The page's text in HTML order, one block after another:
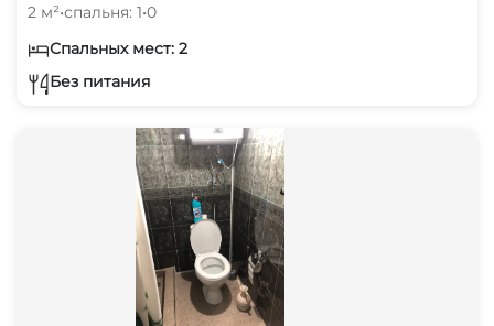
2 м²•спальня: 1•0
Спальных мест: 2
Без питания